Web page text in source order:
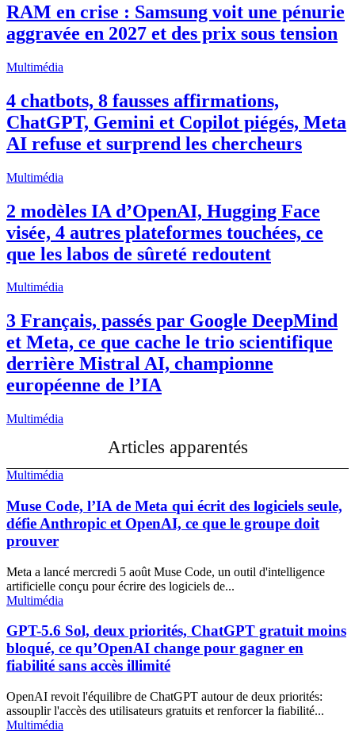
RAM en crise : Samsung voit une pénurie
aggravée en 2027 et des prix sous tension
Multimédia
4 chatbots, 8 fausses affirmations,
ChatGPT, Gemini et Copilot piégés, Meta
AI refuse et surprend les chercheurs
Multimédia
2 modèles IA d’OpenAI, Hugging Face
visée, 4 autres plateformes touchées, ce
que les labos de sûreté redoutent
Multimédia
3 Français, passés par Google DeepMind
et Meta, ce que cache le trio scientifique
derrière Mistral AI, championne
européenne de l’IA
Multimédia
Articles apparentés
Multimédia
Muse Code, l’IA de Meta qui écrit des logiciels seule,
défie Anthropic et OpenAI, ce que le groupe doit
prouver
Meta a lancé mercredi 5 août Muse Code, un outil d'intelligence
artificielle conçu pour écrire des logiciels de...
Multimédia
GPT-5.6 Sol, deux priorités, ChatGPT gratuit moins
bloqué, ce qu’OpenAI change pour gagner en
fiabilité sans accès illimité
OpenAI revoit l'équilibre de ChatGPT autour de deux priorités:
assouplir l'accès des utilisateurs gratuits et renforcer la fiabilité...
Multimédia